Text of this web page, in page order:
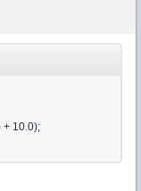
+ 10.0);